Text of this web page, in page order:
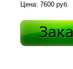
Цена: 7600 руб.